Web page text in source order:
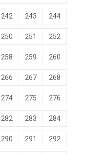
242 243 244
250 251 252
258 259 260
266 267 268
274 275 276
282 283 284
290 291 292